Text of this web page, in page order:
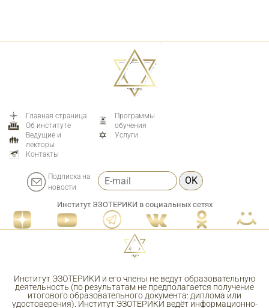
Главная страница
Об институте
Ведущие и
лекторы
Контакты
Программы
обучения
Услуги
Подписка на
новости
OK
Институт ЭЗОТЕРИКИ в социальных сетях
Институт ЭЗОТЕРИКИ и его члены не ведут образовательную
деятельность (по результатам не предполагается получение
итогового образовательного документа: диплома или
удостоверения). Институт ЭЗОТЕРИКИ ведёт информационно-